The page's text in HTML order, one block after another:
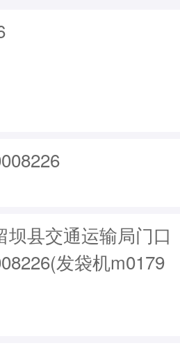
坝县交通运输局门口
发袋机m0179